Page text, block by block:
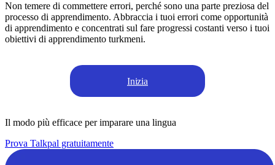
Non temere di commettere errori, perché sono una parte preziosa del
processo di apprendimento. Abbraccia i tuoi errori come opportunità
di apprendimento e concentrati sul fare progressi costanti verso i tuoi
obiettivi di apprendimento turkmeni.
Inizia
Il modo più efficace per imparare una lingua
Prova Talkpal gratuitamente